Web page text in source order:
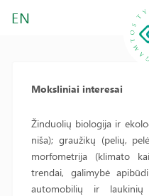
EN
Moksliniai interesai
Žinduolių biologija ir
niša); graužikų (pelių,
morfometrija (klimato
trendai, galimybė
automobilių ir